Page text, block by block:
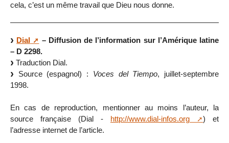
cela, c’est un même travail que Dieu nous donne.
Dial
– Diffusion de l’information sur l’Amérique latine
– D 2298.
Traduction Dial.
Source (espagnol) : Voces del Tiempo, juillet-septembre
1998.
En cas de reproduction, mentionner au moins l’auteur, la
source française (Dial - http://www.dial-infos.org
) et
l’adresse internet de l’article.